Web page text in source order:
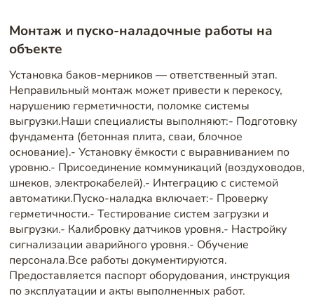
Монтаж и пуско-наладочные работы на
объекте
Установка баков-мерников — ответственный этап.
Неправильный монтаж может привести к перекосу,
нарушению герметичности, поломке системы
выгрузки.Наши специалисты выполняют:- Подготовку
фундамента (бетонная плита, сваи, блочное
основание).- Установку ёмкости с выравниванием по
уровню.- Присоединение коммуникаций (воздуховодов,
шнеков, электрокабелей).- Интеграцию с системой
автоматики.Пуско-наладка включает:- Проверку
герметичности.- Тестирование систем загрузки и
выгрузки.- Калибровку датчиков уровня.- Настройку
сигнализации аварийного уровня.- Обучение
персонала.Все работы документируются.
Предоставляется паспорт оборудования, инструкция
по эксплуатации и акты выполненных работ.